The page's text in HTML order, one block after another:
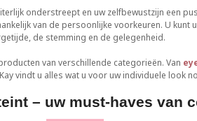
onderstreept en uw zelfbewustzijn een
van de persoonlijke voorkeuren. U
de stemming en de gelegenheid.
van verschillende categorieën. Van
vindt u alles wat u voor uw individuele look
– uw must-haves van